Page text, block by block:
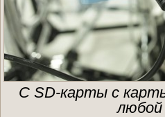
C SD-карты с
любой